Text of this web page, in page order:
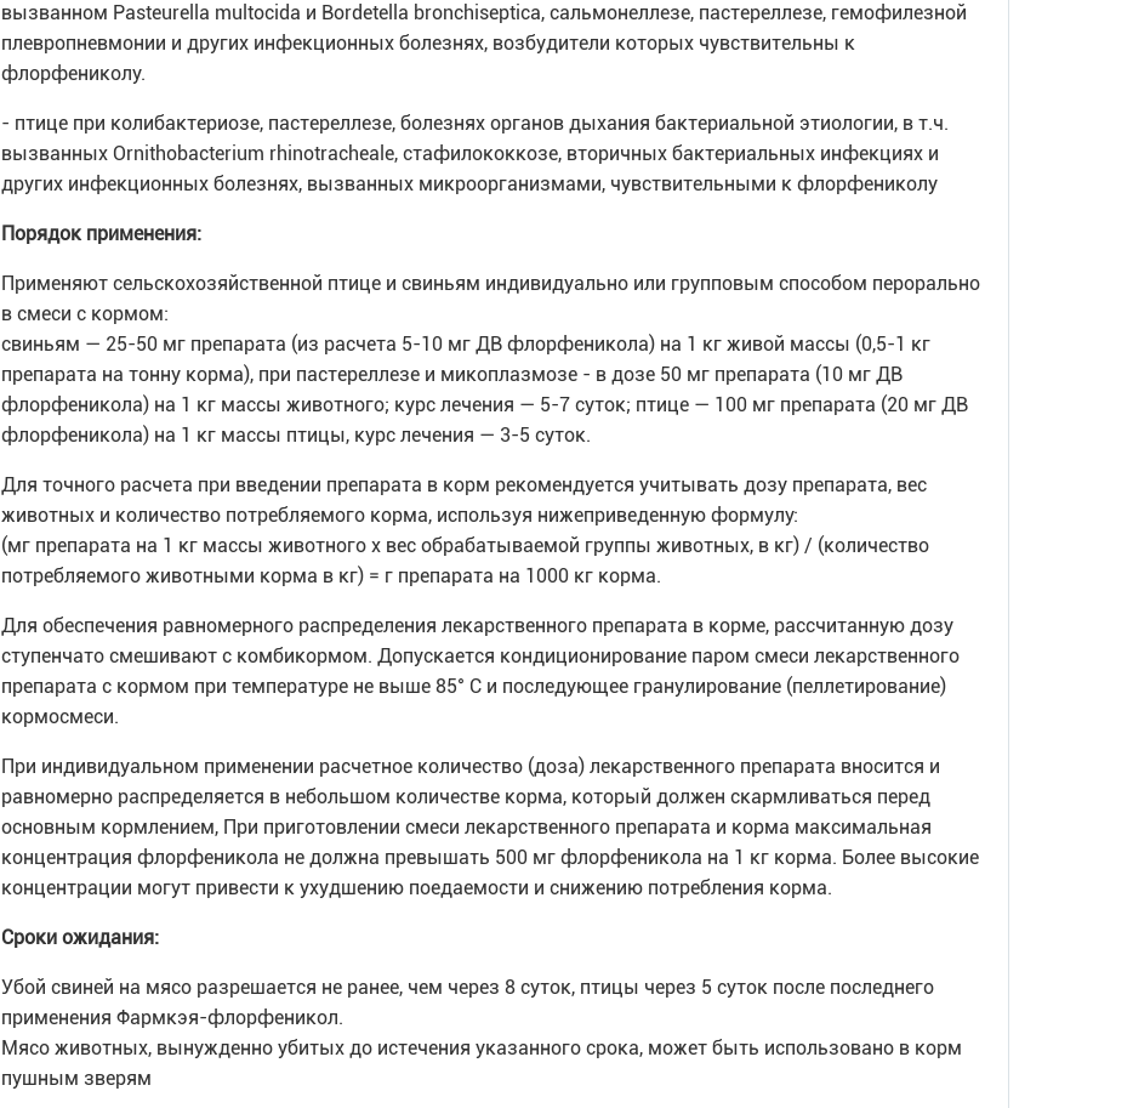
вызванном Pasteurella multocida и Bordetella bronchiseptica, сальмонеллезе, пастереллезе, гемофилезной
плевропневмонии и других инфекционных болезнях, возбудители которых чувствительны к
флорфениколу.
- птице при колибактериозе, пастереллезе, болезнях органов дыхания бактериальной этиологии, в т.ч.
вызванных Ornithobacterium rhinotracheale, стафилококкозе, вторичных бактериальных инфекциях и
других инфекционных болезнях, вызванных микроорганизмами, чувствительными к флорфениколу
Порядок применения:
Применяют сельскохозяйственной птице и свиньям индивидуально или групповым способом перорально
в смеси с кормом:
свиньям — 25-50 мг препарата (из расчета 5-10 мг ДВ флорфеникола) на 1 кг живой массы (0,5-1 кг
препарата на тонну корма), при пастереллезе и микоплазмозе - в дозе 50 мг препарата (10 мг ДВ
флорфеникола) на 1 кг массы животного; курс лечения — 5-7 суток; птице — 100 мг препарата (20 мг ДВ
флорфеникола) на 1 кг массы птицы, курс лечения — 3-5 суток.
Для точного расчета при введении препарата в корм рекомендуется учитывать дозу препарата, вес
животных и количество потребляемого корма, используя нижеприведенную формулу:
(мг препарата на 1 кг массы животного х вес обрабатываемой группы животных, в кг) / (количество
потребляемого животными корма в кг) = г препарата на 1000 кг корма.
Для обеспечения равномерного распределения лекарственного препарата в корме, рассчитанную дозу
ступенчато смешивают с комбикормом. Допускается кондиционирование паром смеси лекарственного
препарата с кормом при температуре не выше 85° С и последующее гранулирование (пеллетирование)
кормосмеси.
При индивидуальном применении расчетное количество (доза) лекарственного препарата вносится и
равномерно распределяется в небольшом количестве корма, который должен скармливаться перед
основным кормлением, При приготовлении смеси лекарственного препарата и корма максимальная
концентрация флорфеникола не должна превышать 500 мг флорфеникола на 1 кг корма. Более высокие
концентрации могут привести к ухудшению поедаемости и снижению потребления корма.
Сроки ожидания:
Убой свиней на мясо разрешается не ранее, чем через 8 суток, птицы через 5 суток после последнего
применения Фармкэя-флорфеникол.
Мясо животных, вынужденно убитых до истечения указанного срока, может быть использовано в корм
пушным зверям